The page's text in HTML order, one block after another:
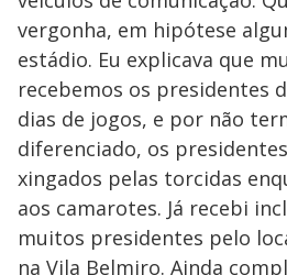
vergonha, em hipótese
estádio. Eu explicava que
recebemos os presidentes
dias de jogos, e por não
diferenciado, os
xingados pelas torcidas
aos camarotes. Já recebi
muitos presidentes pelo
na Vila Belmiro. Ainda